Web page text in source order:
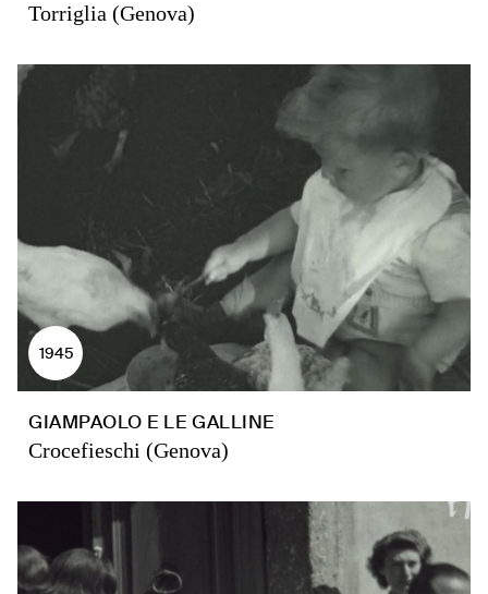
Torriglia (Genova)
1945
GIAMPAOLO E LE GALLINE
Crocefieschi (Genova)